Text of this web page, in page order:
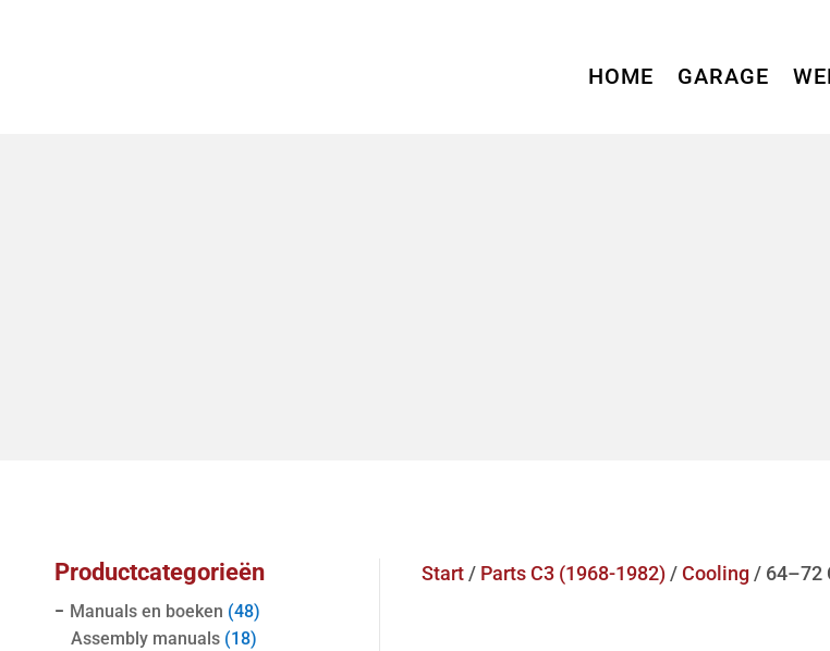
HOME GARAGE
Productcategorieën
− Manuals en boeken (48)
Assembly manuals (18)
Start / Parts C3 (1968-1982) /Cooling / 64–72